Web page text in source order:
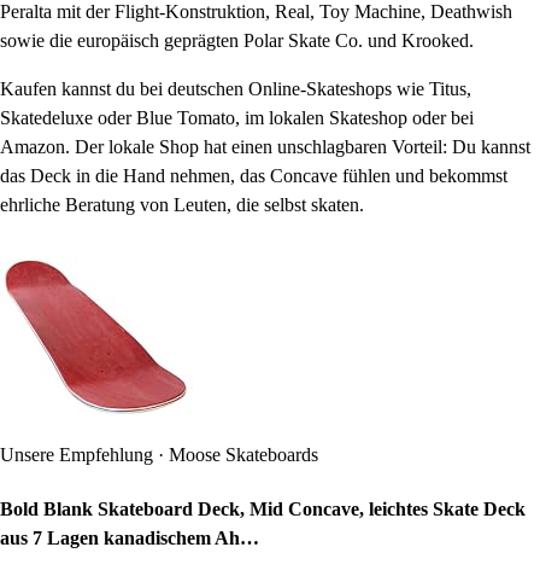
Peralta mit der Flight-Konstruktion, Real, Toy Machine, Deathwish
sowie die europäisch geprägten Polar Skate Co. und Krooked.
Kaufen kannst du bei deutschen Online-Skateshops wie Titus,
Skatedeluxe oder Blue Tomato, im lokalen Skateshop oder bei
Amazon. Der lokale Shop hat einen unschlagbaren Vorteil: Du kannst
das Deck in die Hand nehmen, das Concave fühlen und bekommst
ehrliche Beratung von Leuten, die selbst skaten.
Unsere Empfehlung · Moose Skateboards
Bold Blank Skateboard Deck, Mid Concave, leichtes Skate Deck
aus 7 Lagen kanadischem Ah…